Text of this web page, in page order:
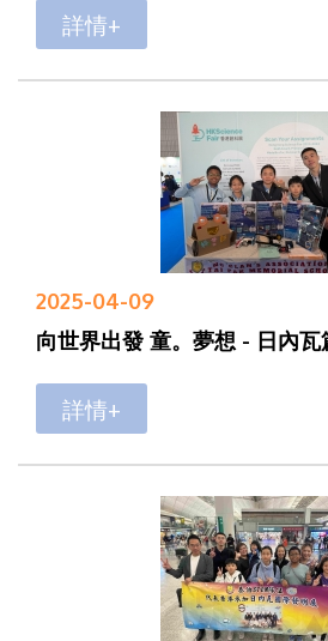
詳情+
2025-04-09
向世界出發 童。夢想 - 日內瓦
詳情+